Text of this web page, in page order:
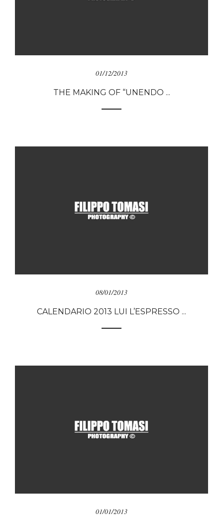
01/12/2013
THE MAKING OF “UNENDO ...
08/01/2013
CALENDARIO 2013 LUI L’ESPRESSO ...
01/01/2013